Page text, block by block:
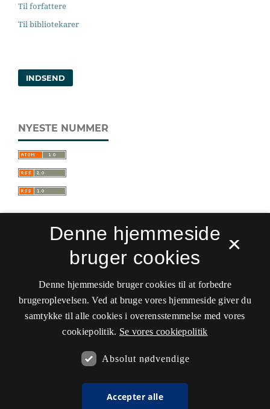
Til forfattere
Til bibliotekarer
INDSEND
NYESTE NUMMER
Sprogforum. Tidsskrift for sprog- og
kulturpædagogik
ISSN 0909-9328 (Trykt)
ISSN 1399-8617 (Online)
Tilgængelighedserklæring
Det Kgl. Bibliotek
×
Denne hjemmeside
bruger cookies
Denne hjemmeside bruger cookies til at forbedre
brugeroplevelsen. Ved at bruge vores hjemmeside giver du
samtykke til alle cookies i overensstemmelse med vores
cookiepolitik. Se vores cookiepolitik
Absolut nødvendige
Accepter alle